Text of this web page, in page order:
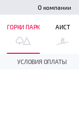
О компании
ГОРКИ ПАРК
УСЛОВИЯ ОПЛАТЫ
АИСТ